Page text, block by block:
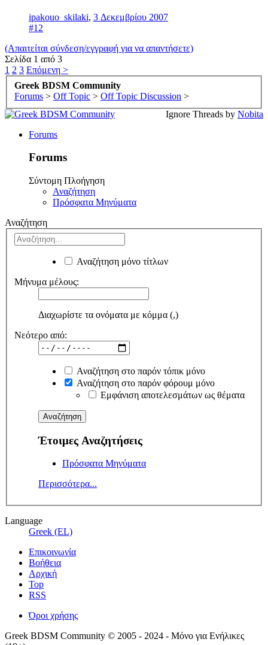
ipakouo_skilaki, 3 Δεκεμβρίου 2007
#12
(Απαιτείται σύνδεση/εγγραφή για να απαντήσετε)
Σελίδα 1 από 3
1 2 3 Επόμενη >
Greek BDSM Community
Forums > Off Topic > Off Topic Discussion >
Ignore Threads by Nobita
Forums
Forums
Σύντομη Πλοήγηση
Αναζήτηση
Πρόσφατα Μηνύματα
Αναζήτηση
Αναζήτηση μόνο τίτλων
Μήνυμα μέλους:
Διαχωρίστε τα ονόματα με κόμμα (,)
Νεότερο από:
Αναζήτηση στο παρόν τόπικ μόνο
Αναζήτηση στο παρόν φόρουμ μόνο
Εμφάνιση αποτελεσμάτων ως θέματα
Έτοιμες Αναζητήσεις
Πρόσφατα Μηνύματα
Περισσότερα...
Language
Greek (EL)
Επικοινωνία
Βοήθεια
Αρχική
Top
RSS
Όροι χρήσης
Greek BDSM Community © 2005 - 2024 - Μόνο για Ενήλικες